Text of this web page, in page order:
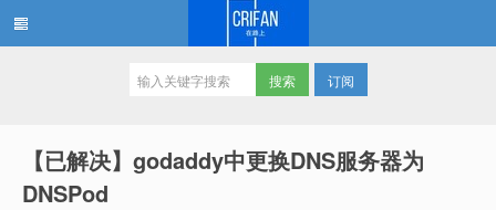
订阅
【已解决】godaddy中更换DNS服务器为
DNSPod